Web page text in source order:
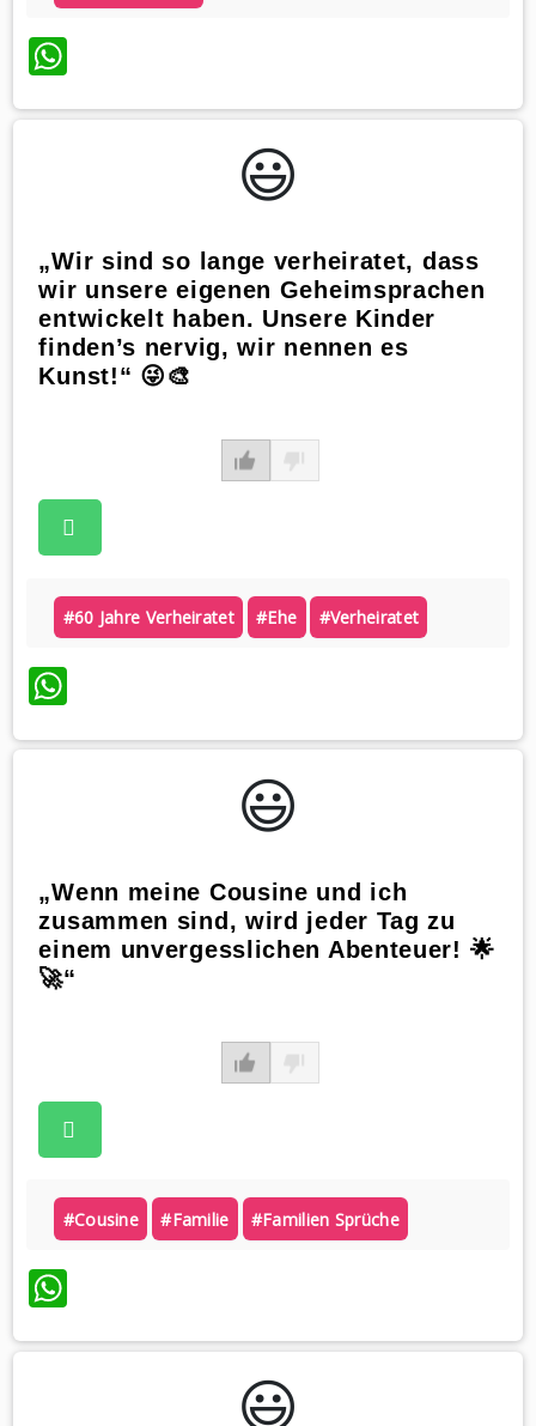
WhatsApp
😃️
„Wir sind so lange verheiratet, dass
wir unsere eigenen Geheimsprachen
entwickelt haben. Unsere Kinder
finden’s nervig, wir nennen es
Kunst!“ 😜🎨
#60 Jahre Verheiratet #ehe #verheiratet
WhatsApp
😃️
„Wenn meine Cousine und ich
zusammen sind, wird jeder Tag zu
einem unvergesslichen Abenteuer! 🌟
🚀“
#cousine #familie #familien Sprüche
WhatsApp
😃️